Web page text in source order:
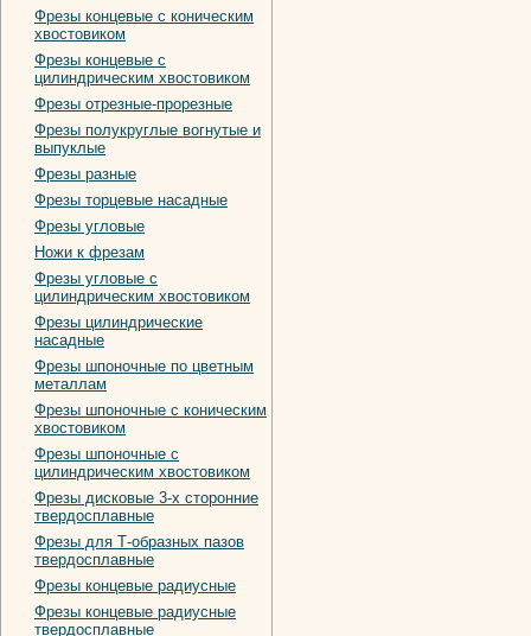
Фрезы концевые с коническим
хвостовиком
Фрезы концевые с
цилиндрическим хвостовиком
Фрезы отрезные-прорезные
Фрезы полукруглые вогнутые и
выпуклые
Фрезы разные
Фрезы торцевые насадные
Фрезы угловые
Ножи к фрезам
Фрезы угловые с
цилиндрическим хвостовиком
Фрезы цилиндрические
насадные
Фрезы шпоночные по цветным
металлам
Фрезы шпоночные с коническим
хвостовиком
Фрезы шпоночные с
цилиндрическим хвостовиком
Фрезы дисковые 3-х сторонние
твердосплавные
Фрезы для Т-образных пазов
твердосплавные
Фрезы концевые радиусные
Фрезы концевые радиусные
твердосплавные